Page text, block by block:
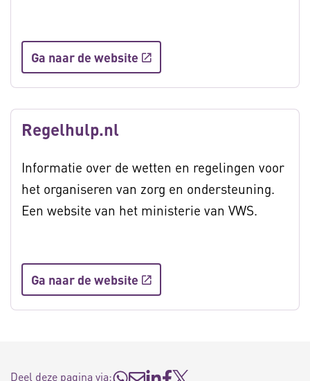
Ga naar de website
Regelhulp.nl
Informatie over de wetten en regelingen voor
het organiseren van zorg en ondersteuning.
Een website van het ministerie van VWS.
Ga naar de website
Deel deze pagina via: